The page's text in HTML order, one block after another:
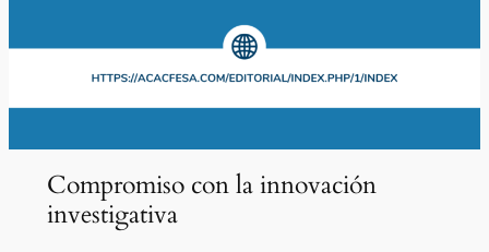
Compromiso con la innovación
investigativa